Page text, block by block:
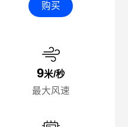
购买
9米/秒
最大风速